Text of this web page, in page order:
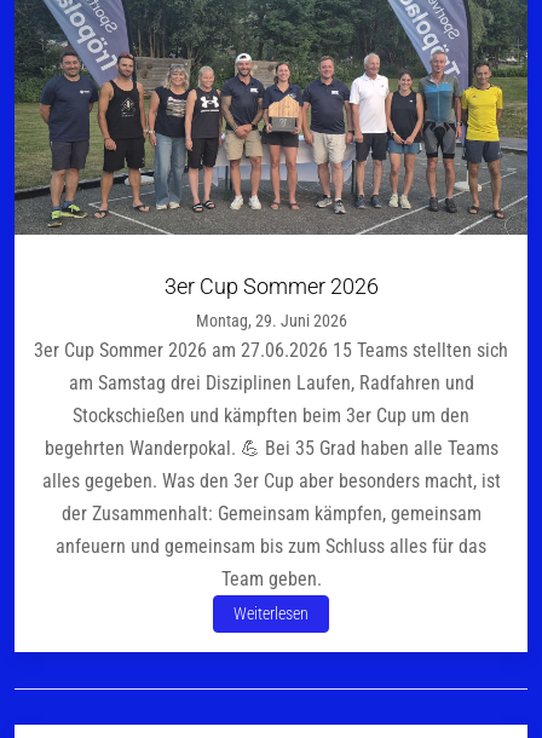
3er Cup Sommer 2026
Montag, 29. Juni 2026
3er Cup Sommer 2026 am 27.06.2026 15 Teams stellten sich
am Samstag drei Disziplinen Laufen, Radfahren und
Stockschießen und kämpften beim 3er Cup um den
begehrten Wanderpokal. 💪 Bei 35 Grad haben alle Teams
alles gegeben. Was den 3er Cup aber besonders macht, ist
der Zusammenhalt: Gemeinsam kämpfen, gemeinsam
anfeuern und gemeinsam bis zum Schluss alles für das
Team geben.
Weiterlesen